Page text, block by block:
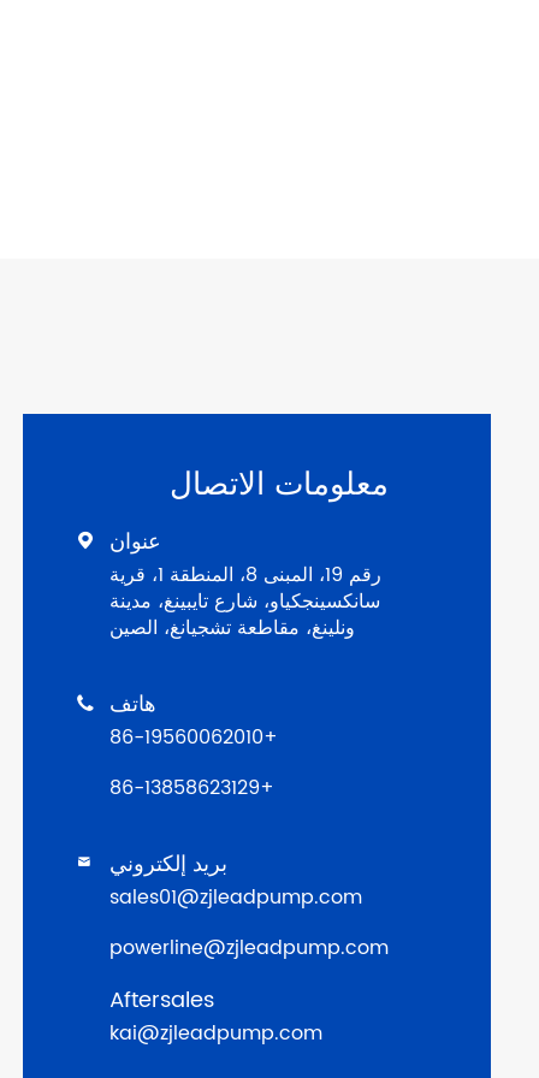
معلومات الاتصال
 عنوان
رقم 19، المبنى 8، المنطقة 1، قرية
سانكسينجكياو، شارع تايبينغ، مدينة
ونلينغ، مقاطعة تشجيانغ، الصين
 هاتف
+86-19560062010
+86-13858623129
 بريد إلكتروني
sales01@zjleadpump.com
powerline@zjleadpump.com
Aftersales
kai@zjleadpump.com